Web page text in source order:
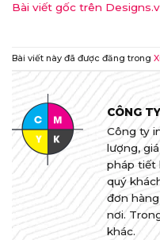
Bài viết gốc trên
Bài viết này đã được đăng trong
CÔNG
Công ty
lượng,
pháp tiết
quý
đơn
nơi.
khác.